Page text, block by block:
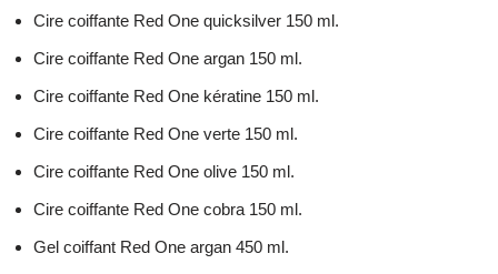
Cire coiffante Red One quicksilver 150 ml.
Cire coiffante Red One argan 150 ml.
Cire coiffante Red One kératine 150 ml.
Cire coiffante Red One verte 150 ml.
Cire coiffante Red One olive 150 ml.
Cire coiffante Red One cobra 150 ml.
Gel coiffant Red One argan 450 ml.